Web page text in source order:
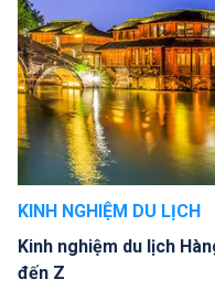
KINH NGHIỆM DU LỊCH
Kinh nghiệm du lịch
đến Z